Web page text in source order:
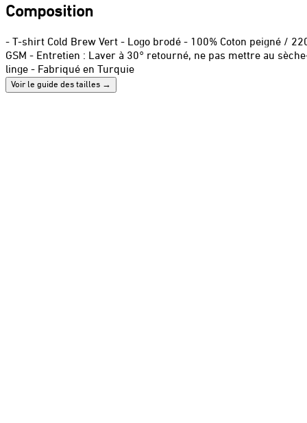
Composition
- T-shirt Cold Brew Vert - Logo brodé - 100% Coton peigné /
GSM - Entretien : Laver à 30° retourné, ne pas mettre au
linge - Fabriqué en Turquie
Voir le guide des tailles →